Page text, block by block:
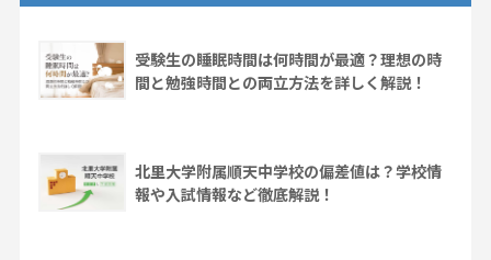
受験生の睡眠時間は何時間が最適？理想の時
間と勉強時間との両立方法を詳しく解説！
北里大学附属順天中学校の偏差値は？学校情
報や入試情報など徹底解説！